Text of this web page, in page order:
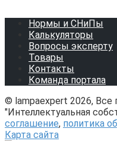
Нормы и СНиПы
Калькуляторы
Вопросы эксперту
Товары
Контакты
Команда портала
© lampaexpert 2026,
"Интеллектуальная
соглашение, политика
Карта сайта